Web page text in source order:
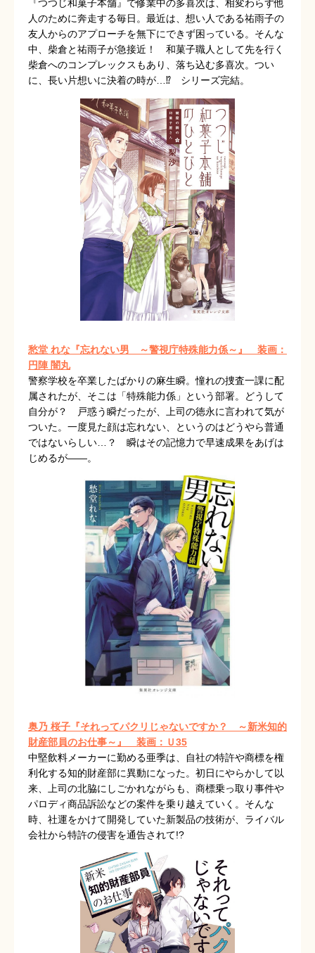
『つつじ和菓子本舗』で修業中の多喜次は、相変わらず他
人のために奔走する毎日。最近は、想い人である祐雨子の
友人からのアプローチを無下にできず困っている。そんな
中、柴倉と祐雨子が急接近！ 和菓子職人として先を行く
柴倉へのコンプレックスもあり、落ち込む多喜次。つい
に、長い片想いに決着の時が…⁉︎ シリーズ完結。
愁堂 れな『忘れない男 ～警視庁特殊能力係～』
装画：
円陣 闇丸
警察学校を卒業したばかりの麻生瞬。憧れの捜査一課に配
属されたが、そこは「特殊能力係」という部署。どうして
自分が？ 戸惑う瞬だったが、上司の徳永に言われて気が
ついた。一度見た顔は忘れない、というのはどうやら普通
ではないらしい…？ 瞬はその記憶力で早速成果をあげは
じめるが――。
奥乃 桜子『それってパクリじゃないですか？ ～新米知的
財産部員のお仕事～』
装画：Ｕ35
中堅飲料メーカーに勤める亜季は、自社の特許や商標を権
利化する知的財産部に異動になった。初日にやらかして以
来、上司の北脇にしごかれながらも、商標乗っ取り事件や
パロディ商品訴訟などの案件を乗り越えていく。そんな
時、社運をかけて開発していた新製品の技術が、ライバル
会社から特許の侵害を通告されて!?